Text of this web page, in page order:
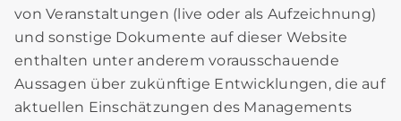
von Veranstaltungen (live oder als Aufzeichnung)
und sonstige Dokumente auf dieser Website
enthalten unter anderem vorausschauende
Aussagen über zukünftige Entwicklungen, die auf
aktuellen Einschätzungen des Managements